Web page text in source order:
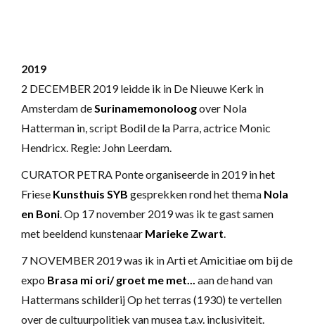
2019
2 DECEMBER 2019 leidde ik in De Nieuwe Kerk in
Amsterdam deSurinamemonoloogover Nola
Hatterman in, script Bodil de la Parra, actrice Monic
Hendricx. Regie: John Leerdam.
CURATOR PETRA Ponte organiseerde in 2019 in het
Friese Kunsthuis SYB gesprekken rond het thema Nola
en Boni. Op 17 november 2019 was ik te gast samen
met beeldend kunstenaar Marieke Zwart.
7 NOVEMBER 2019 was ik in Arti et Amicitiae om bij de
expo Brasa mi ori/ groet me met... aan de hand van
Hattermans schilderij Op het terras (1930) te vertellen
over de cultuurpolitiek van musea t.a.v. inclusiviteit.